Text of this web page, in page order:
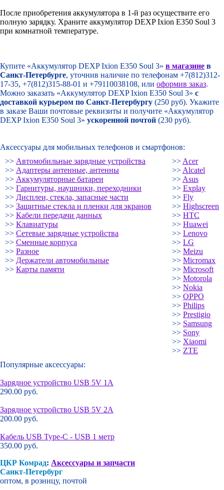
После приобретения аккумулятора в 1-й раз осуществите его
полную зарядку. Храните аккумулятор DEXP Ixion E350 Soul 3
при комнатной температуре.
Купите «Аккумулятор DEXP Ixion E350 Soul 3» в магазине в
Санкт-Петербурге, уточнив наличие по телефонам +7(812)312-
17-35, +7(812)315-88-01 и +79110038108, или оформив заказ.
Можно заказать «Аккумулятор DEXP Ixion E350 Soul 3» с
доставкой курьером по Санкт-Петербургу (250 руб). Укажите
в заказе Ваши почтовые реквизиты и получите «Аккумулятор
DEXP Ixion E350 Soul 3» ускоренной почтой (230 руб).
Аксессуары для мобильных телефонов и смартфонов:
>> Автомобильные зарядные устройства
>> Адаптеры антенные, антенны
>> Аккумуляторные батареи
>> Гарнитуры, наушники, переходники
>> Дисплеи, стекла, запасные части
>> Защитные стекла и пленки для экранов
>> Кабели передачи данных
>> Клавиатуры
>> Сетевые зарядные устройства
>> Сменные корпуса
>> Разное
>> Держатели автомобильные
>> Карты памяти
>> Acer
>> Alcatel
>> Asus
>> Explay
>> Fly
>> Highscreen
>> HTC
>> Huawei
>> Lenovo
>> LG
>> Meizu
>> Micromax
>> Microsoft
>> Motorola
>> Nokia
>> OPPO
>> Philips
>> Prestigio
>> Samsung
>> Sony
>> Xiaomi
>> ZTE
Популярные аксессуары:
Зарядное устройство USB 5V 1A
290.00 руб.
Зарядное устройство USB 5V 2A
200.00 руб.
Кабель USB Type-C - USB 1 метр
350.00 руб.
ЦКР Комрад: Аксессуары и запчасти
Санкт-Петербург
оптом, в розницу, почтой